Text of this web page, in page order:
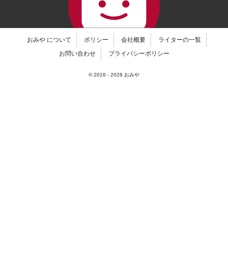
おみや について ポリシー 会社概要
ライターの一覧
お問い合わせ
プライバシーポリシー
© 2016 - 2026 おみや